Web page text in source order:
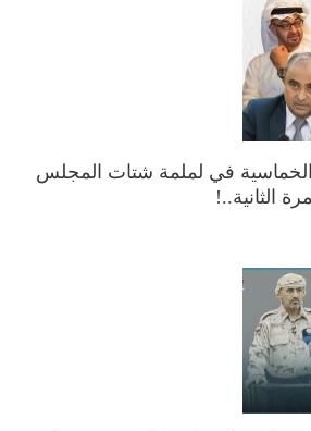
الخماسية في لملمة شتات المجلس
الثانية..!